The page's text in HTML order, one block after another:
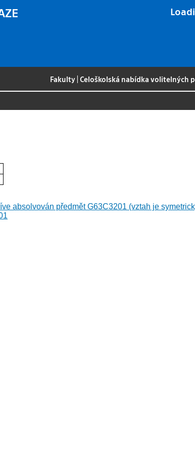
Fakulty |Celoškolská nabídka volitelných
absolvován předmět G63C3201 (vztah je